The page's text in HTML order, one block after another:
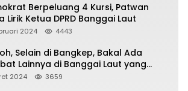
Berpeluang 4 Kursi, Patwan
Lirik Ketua DPRD Banggai Laut
2024 4443
Selain di Bangkep, Bakal Ada
Lainnya di Banggai Laut yang
di Ciduk, Bagini Kata Kapolres!
2024 3659